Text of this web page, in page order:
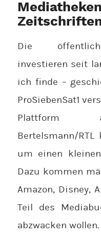
Die
investieren seit
ich finde –
ProSiebenSat1
Plattform
Bertelsmann/
um einen
Dazu kommen
Amazon, Disney,
Teil des
abzwacken wollen.